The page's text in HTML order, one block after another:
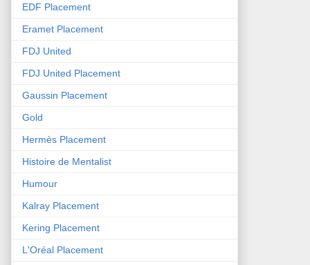
EDF Placement
Eramet Placement
FDJ United
FDJ United Placement
Gaussin Placement
Gold
Hermès Placement
Histoire de Mentalist
Humour
Kalray Placement
Kering Placement
L'Oréal Placement